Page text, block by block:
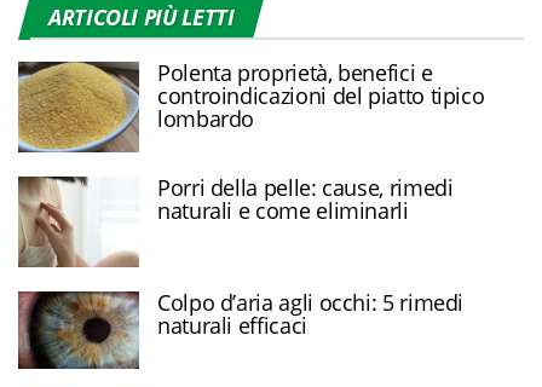
ARTICOLI PIÙ LETTI
Polenta proprietà, benefici e
controindicazioni del piatto tipico
lombardo
Porri della pelle: cause, rimedi
naturali e come eliminarli
Colpo d’aria agli occhi: 5 rimedi
naturali efficaci